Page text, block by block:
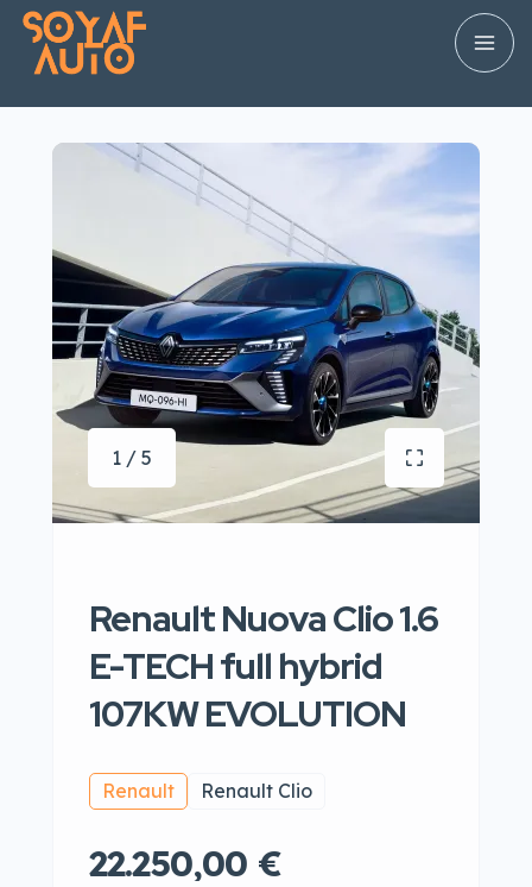
1 / 5
Renault Nuova Clio 1.6
E-TECH full hybrid
107KW EVOLUTION
Renault Renault Clio
22.250,00 €